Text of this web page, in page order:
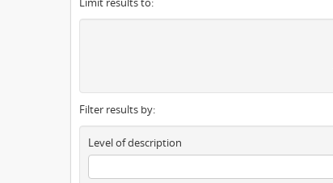
Filter results by:
Level of description